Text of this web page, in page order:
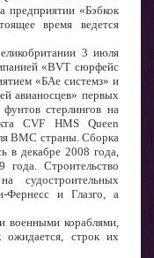
«Бэбкок
время ведется
3 июля
«BVT сюрфейс
«БАе системз» и
авианосцев» первых
стерлингов на
CVF HMS Queen
ВМС страны. Сборка
в декабре 2008 года,
года. Строительство
судостроительных
Фернесс и Глазго, а
военными кораблями,
ожидается, строк их